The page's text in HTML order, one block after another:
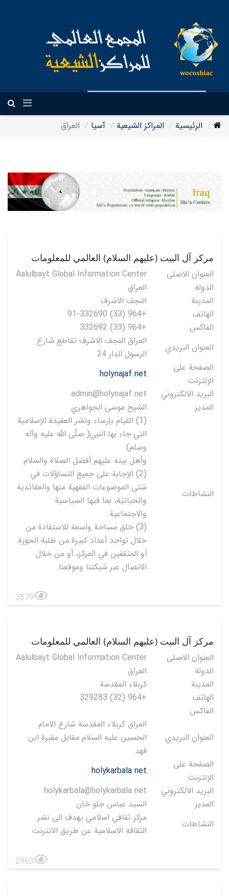
الرئيسية المراکز الشیعیة آسیا العراق
مركز آل البيت (عليهم السلام) العالمي للمعلومات
العنوان الاصلی
Aalulbayt Global Information Center
الدولة
العراق
المدينة
النجف الاشرف
الهاتف
+964 (33) 91-332690
الفاكس
+964 (33) 332692
العنوان البريدي
العراق النجف الاشرف تقاطع شارع
الرسول الدار 24
الصفحة على
الإنترنت
holynajaf.net
البريد الالكتروني
admin@holynajaf.net
المدير
الشيخ موسى الجواهري
النشاطات
(1) القيام بإرساء ونشر العقيدة الإسلامية
التي جاء بها النبي( صلّى الله عليه وآله
وسلم)
وأهل بيته عليهم أفضل الصلاة والسلام.
(2) الإجابة على جميع التساؤلات في
شتى الموضوعات الفقهية منها والعقائدية
والحياتية، بما فيها السياسية
والاجتماعية.
(3) خلق مساحة واسعة للاستفادة من
خلال تواجد أعداد كبيرة من طلبة الحوزة
أو المثقفين في المركز، أو من خلال
الاتصال عبر شبكتنا وموقعنا.
3579
مركز آل البيت (عليهم السلام) العالمي للمعلومات
العنوان الاصلی
Aalulbayt Global Information Center
الدولة
العراق
المدينة
كربلاء المقدسة
الهاتف
+964 (32) 329283
الفاكس
العنوان البريدي
العراق كربلاء المقدسة شارع الامام
الحسين عليه السلام مقابل مقبرة ابن
فهد
الصفحة على
الإنترنت
holykarbala.net
البريد الالكتروني
holykarbala@holykarbala.net
المدير
السيد عباس جلو خان
النشاطات
مركز ثقافي اسلامي يهدف الى نشر
الثقافة الاسلامية عن طريق الانترنت
2963